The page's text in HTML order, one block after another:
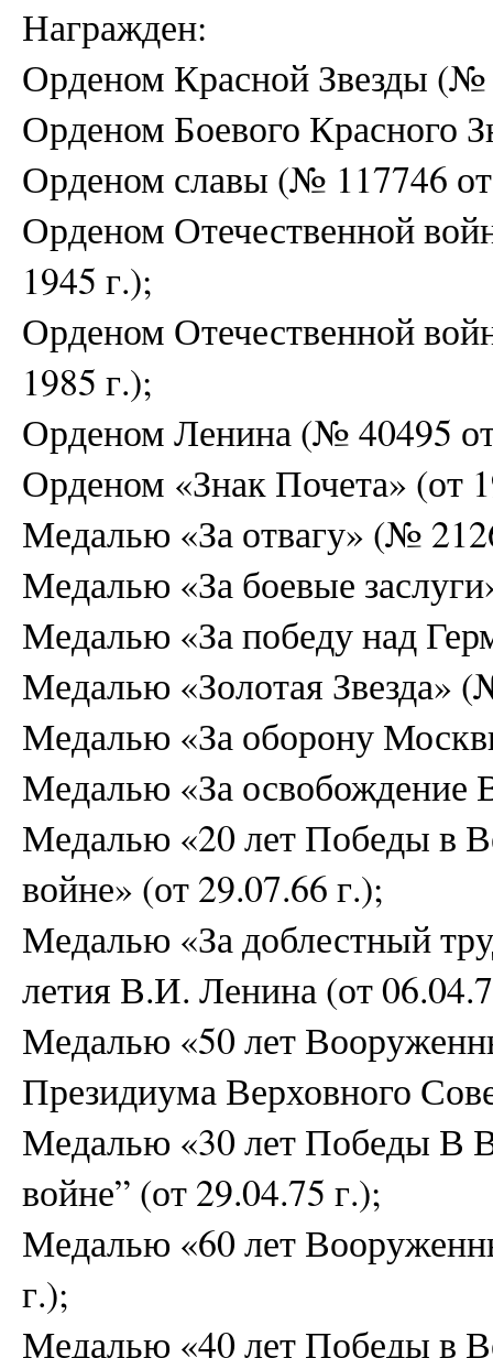
Награжден:
Орденом Красной Звезды (№
Орденом Боевого Красного
Орденом славы (№ 117746
Орденом Отечественной
1945 г.);
Орденом Отечественной
1985 г.);
Орденом Ленина (№ 40495
Орденом «Знак Почета» (от
Медалью «За отвагу» (№
Медалью «За боевые
Медалью «За победу над
Медалью «Золотая Звезда»
Медалью «За оборону
Медалью «За освобождение
Медалью «20 лет Победы в
войне» (от 29.07.66 г.);
Медалью «За доблестный
летия В.И. Ленина (от
Медалью «50 лет
Президиума Верховного
Медалью «30 лет Победы В
войне” (от 29.04.75 г.);
Медалью «60 лет
г.);
Медалью «40 лет Победы в